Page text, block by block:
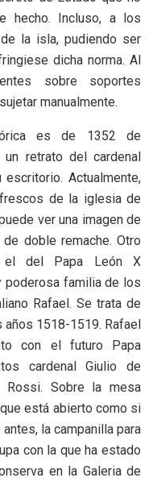
hecho. Incluso, a los
la isla, pudiendo ser
dicha norma. Al
sobre soportes
manualmente.
es de 1352 de
retrato del cardenal
Actualmente,
de la iglesia de
ver una imagen de
doble remache. Otro
el del Papa León X
poderosa familia de los
Rafael. Se trata de
1518-1519. Rafael
con el futuro Papa
cardenal Giulio de
Rossi. Sobre la mesa
está abierto como si
la campanilla para
con la que ha estado
en la Galeria de